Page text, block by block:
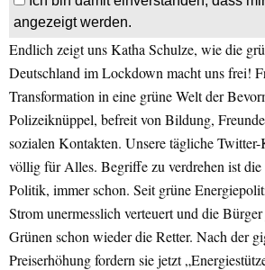
angezeigt werden.
Endlich zeigt uns Katha Schulze, wie die
Deutschland im Lockdown macht uns frei!
Transformation in eine grüne Welt der
Polizeiknüppel, befreit von Bildung,
sozialen Kontakten. Unsere tägliche
völlig für Alles. Begriffe zu verdrehen ist
Politik, immer schon. Seit grüne
Strom unermesslich verteuert und die
Grünen schon wieder die Retter. Nach der
Preiserhöhung fordern sie jetzt